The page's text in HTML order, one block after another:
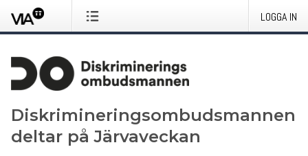
LOGGA IN
Diskrimineringsombudsmannen
deltar på Järvaveckan